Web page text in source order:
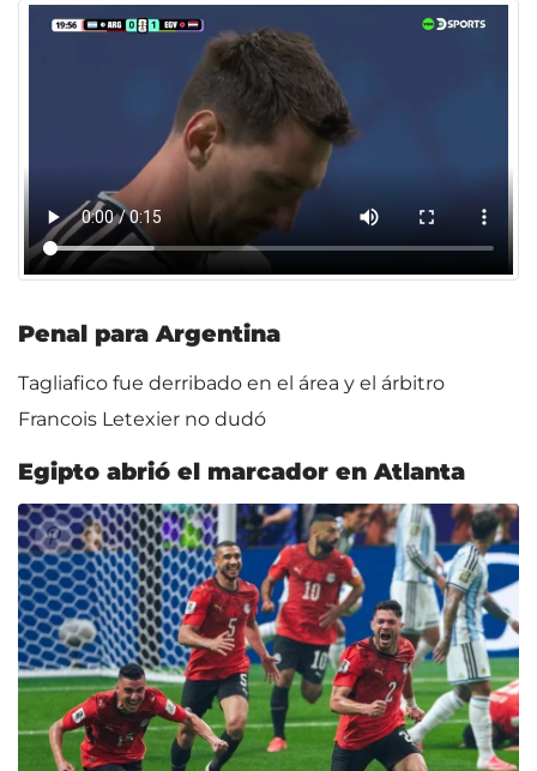
Penal para Argentina
Tagliafico fue derribado en el área y el árbitro
Francois Letexier no dudó
Egipto abrió el marcador en Atlanta